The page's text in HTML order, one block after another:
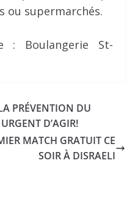
ou supermarchés.
: Boulangerie St-
PRÉVENTION DU
D’AGIR!
MATCH GRATUIT CE
SOIR À DISRAELI